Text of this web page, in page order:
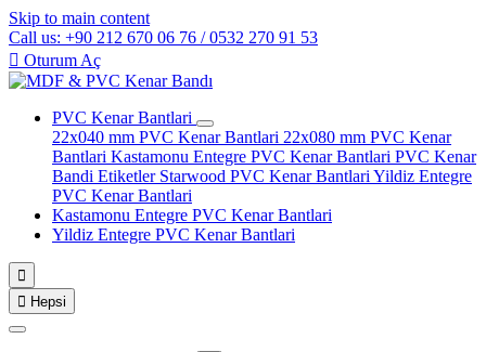
Skip to main content
Call us: +90 212 670 06 76 / 0532 270 91 53
 Oturum Aç
PVC Kenar Bantlari
22x040 mm PVC Kenar Bantlari 22x080 mm PVC Kenar
Bantlari Kastamonu Entegre PVC Kenar Bantlari PVC Kenar
Bandi Etiketler Starwood PVC Kenar Bantlari Yildiz Entegre
PVC Kenar Bantlari
Kastamonu Entegre PVC Kenar Bantlari
Yildiz Entegre PVC Kenar Bantlari

 Hepsi